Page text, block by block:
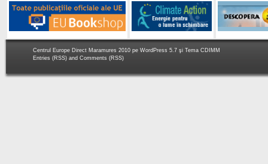
Centrul Europe Direct Maramures 2010 pe WordPress 5.7 şi Tema CDIMM
Entries (RSS) and Comments (RSS)